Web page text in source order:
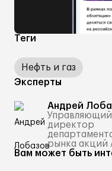
Теги
Нефть и газ
Эксперты
Андрей
Управляющий
директор
рынка акций
Вам может быть